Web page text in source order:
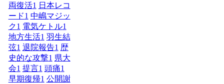
両復活1 日本レコ
ード1 中嶋マジッ
ク1 電気ケトル1
地方生活1 羽生結
弦1 退院報告1 歴
史的な攻撃1 県大
会1 提言1 頭痛1
早期復帰1 公開謝